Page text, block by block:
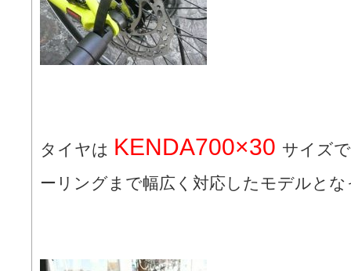
タイヤは KENDA700×30 サイズ
ーリングまで幅広く対応したモデルと